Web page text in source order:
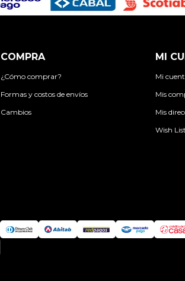
COMPRA
¿Cómo comprar?
Formas y costos de envíos
Cambios
MI
Mi
Mis
Mis
Wish List